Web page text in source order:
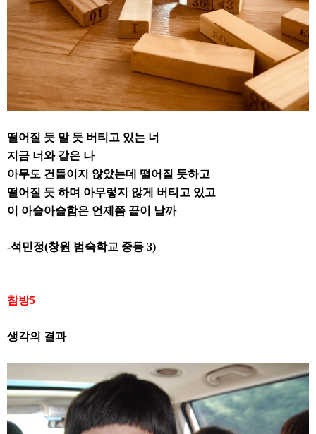
떨어질 듯 말 듯 버티고 있는 너
지금 너와 같은 나
아무도 건들이지 않았는데 떨어질 듯하고
떨어질 듯 하며 아무렇지 않게 버티고 있고
이 아슬아슬함은 언제쯤 끝이 날까
-석민정(창원 범숙학교 중등 3)
참방5
생각의 결과